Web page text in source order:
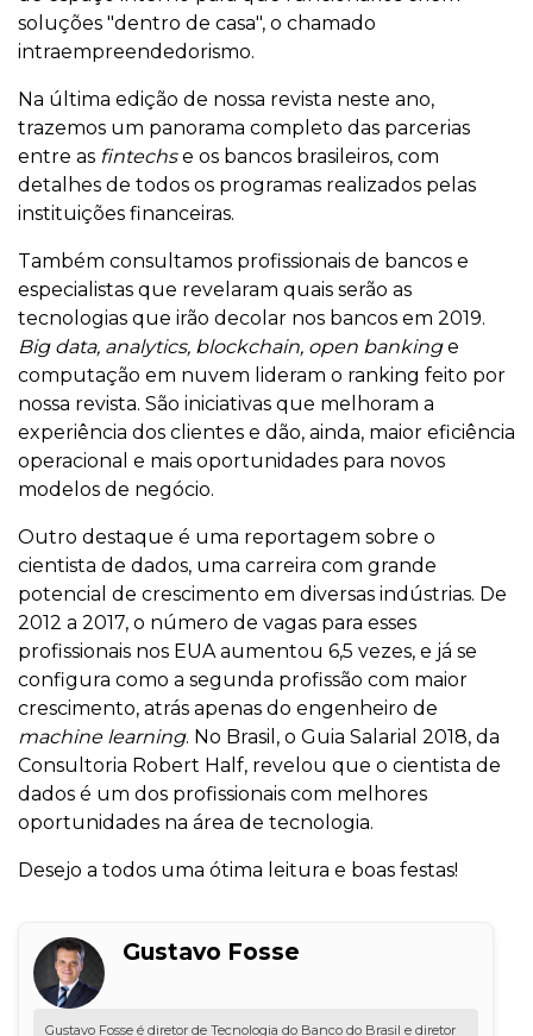
soluções "dentro de casa", o chamado
intraempreendedorismo.
Na última edição de nossa revista neste ano,
trazemos um panorama completo das parcerias
entre as fintechse os bancos brasileiros, com
detalhes de todos os programas realizados pelas
instituições financeiras.
Também consultamos profissionais de bancos e
especialistas que revelaram quais serão as
tecnologias que irão decolar nos bancos em 2019.
Big data, analytics, blockchain, open bankinge
computação em nuvem lideram o ranking feito por
nossa revista. São iniciativas que melhoram a
experiência dos clientes e dão, ainda, maior eficiência
operacional e mais oportunidades para novos
modelos de negócio.
Outro destaque é uma reportagem sobre o
cientista de dados, uma carreira com grande
potencial de crescimento em diversas indústrias. De
2012 a 2017, o número de vagas para esses
profissionais nos EUA aumentou 6,5 vezes, e já se
configura como a segunda profissão com maior
crescimento, atrás apenas do engenheiro de
machine learning. No Brasil, o Guia Salarial 2018, da
Consultoria Robert Half, revelou que o cientista de
dados é um dos profissionais com melhores
oportunidades na área de tecnologia.
Desejo a todos uma ótima leitura e boas festas!
Gustavo Fosse
Gustavo Fosse é diretor de Tecnologia do Banco do Brasil e diretor